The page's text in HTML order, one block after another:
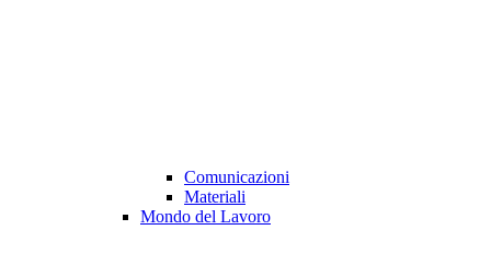
Comunicazioni
Materiali
Mondo del Lavoro